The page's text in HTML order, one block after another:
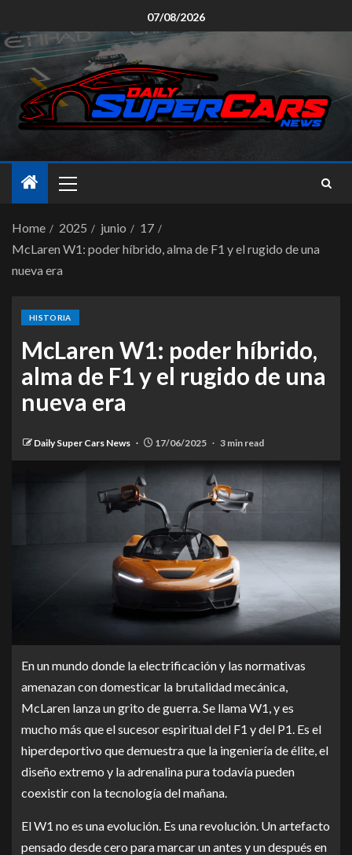
07/08/2026
Home 2025 junio
17
McLaren W1: poder híbrido, alma de F1 y el rugido de una
nueva era
HISTORIA
McLaren W1: poder híbrido,
alma de F1 y el rugido de una
nueva era
Daily Super Cars News 17/06/2025 3 min read
En un mundo donde la electrificación y las normativas
amenazan con domesticar la brutalidad mecánica,
McLaren lanza un grito de guerra. Se llama W1, y es
mucho más que el sucesor espiritual del F1 y del P1. Es el
hiperdeportivo que demuestra que la ingeniería de élite, el
diseño extremo y la adrenalina pura todavía pueden
coexistir con la tecnología del mañana.
El W1 no es una evolución. Es una revolución. Un artefacto
pensado desde cero para marcar un antes y un después en